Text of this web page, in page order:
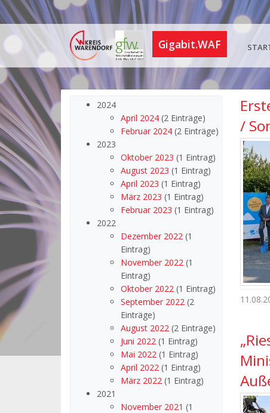
Gigabit.WAF
2024
April 2024(2 Einträge)
Februar 2024(2 Einträge)
2023
Oktober 2023 (1 Eintrag)
August 2023 (1 Eintrag)
April 2023 (1 Eintrag)
März 2023 (1 Eintrag)
Februar 2023 (1 Eintrag)
2022
Dezember 2022 (1
Eintrag)
November 2022 (1
Eintrag)
Oktober 2022 (1 Eintrag)
September 2022 (2
Einträge)
August 2022 (2 Einträge)
Juni 2022 (1 Eintrag)
Mai 2022 (1 Eintrag)
April 2022 (1 Eintrag)
März 2022 (1 Eintrag)
2021
November 2021 (1
/